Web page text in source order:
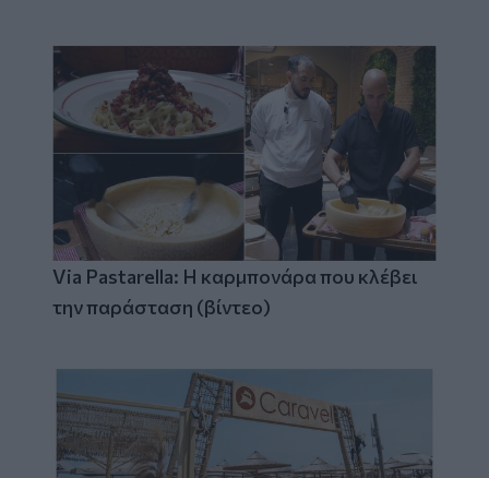
Via Pastarella: Η καρμπονάρα που κλέβει
την παράσταση (βίντεο)